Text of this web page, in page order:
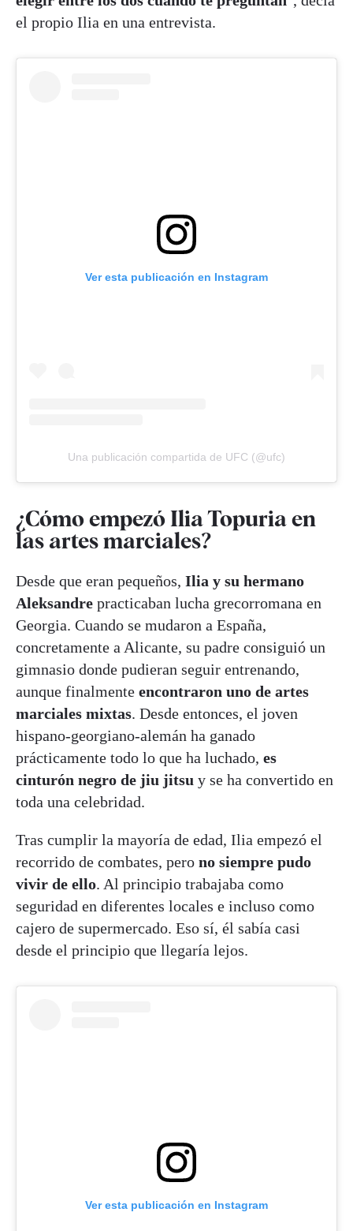
el propio Ilia en una entrevista.
Ver esta publicación en Instagram
Una publicación compartida de UFC (@ufc)
¿Cómo empezó Ilia Topuria en
las artes marciales?
Desde que eran pequeños, Ilia y su hermano
Aleksandre practicaban lucha grecorromana en
Georgia. Cuando se mudaron a España,
concretamente a Alicante, su padre consiguió un
gimnasio donde pudieran seguir entrenando,
aunque finalmente encontraron uno de artes
marciales mixtas. Desde entonces, el joven
hispano-georgiano-alemán ha ganado
prácticamente todo lo que ha luchado, es
cinturón negro de jiu jitsu y se ha convertido en
toda una celebridad.
Tras cumplir la mayoría de edad, Ilia empezó el
recorrido de combates, pero no siempre pudo
vivir de ello. Al principio trabajaba como
seguridad en diferentes locales e incluso como
cajero de supermercado. Eso sí, él sabía casi
desde el principio que llegaría lejos.
Ver esta publicación en Instagram